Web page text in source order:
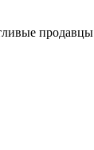
продавцы